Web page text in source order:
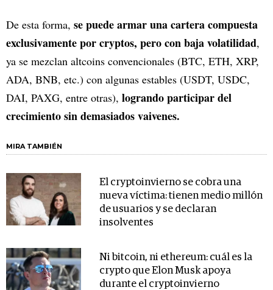
De esta forma, se puede armar una cartera compuesta
exclusivamente por cryptos, pero con baja volatilidad,
ya se mezclan altcoins convencionales (BTC, ETH, XRP,
ADA, BNB, etc.) con algunas estables (USDT, USDC,
DAI, PAXG, entre otras), logrando participar del
crecimiento sin demasiados vaivenes.
MIRA TAMBIÉN
El cryptoinvierno se cobra una
nueva víctima: tienen medio millón
de usuarios y se declaran
insolventes
Ni bitcoin, ni ethereum: cuál es la
crypto que Elon Musk apoya
durante el cryptoinvierno